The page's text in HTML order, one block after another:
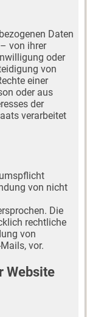
Daten
von ihrer
oder
von
einer
oder aus
der
verarbeitet
von nicht
Die
rechtliche
von
vor.
Website